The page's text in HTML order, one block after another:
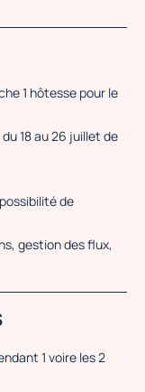
1 hôtesse pour le
18 au 26 juillet de
de
gestion des flux,
1 voire les 2